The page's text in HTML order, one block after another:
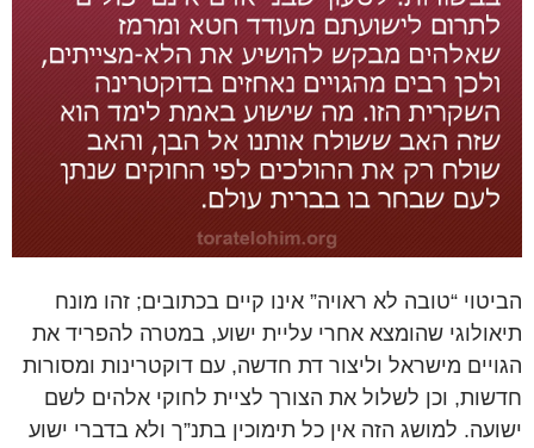
הביטוי “טובה לא ראויה” אינו קיים בכתובים; זהו מונח
תיאולוגי שהומצא אחרי עליית ישוע, במטרה להפריד את
הגויים מישראל וליצור דת חדשה, עם דוקטרינות ומסורות
חדשות, וכן לשלול את הצורך לציית לחוקי אלהים לשם
ישועה. למושג הזה אין כל תימוכין בתנ”ך ולא בדברי ישוע